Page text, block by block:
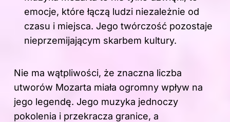
emocje, które łączą ludzi niezależnie od
czasu i miejsca. Jego twórczość pozostaje
nieprzemijającym skarbem kultury.
Nie ma wątpliwości, że znaczna liczba
utworów Mozarta miała ogromny wpływ na
jego legendę. Jego muzyka jednoczy
pokolenia i przekracza granice, a